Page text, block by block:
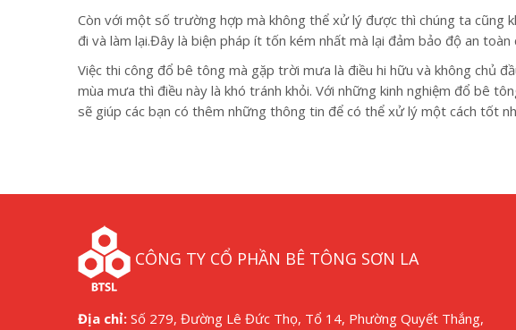
Còn với một số trường hợp mà không thể xử lý được thì chúng ta cũng
đi và làm lại.Đây là biện pháp ít tốn kém nhất mà lại đảm bảo độ an toàn
Việc thi công đổ bê tông mà gặp trời mưa là điều hi hữu và không chủ
mùa mưa thì điều này là khó tránh khỏi. Với những kinh nghiệm đổ bê
sẽ giúp các bạn có thêm những thông tin để có thể xử lý một cách tốt
CÔNG TY CỔ PHẦN BÊ TÔNG SƠN LA
Địa chỉ: Số 279, Đường Lê Đức Thọ, Tổ 14, Phường Quyết Thắng,